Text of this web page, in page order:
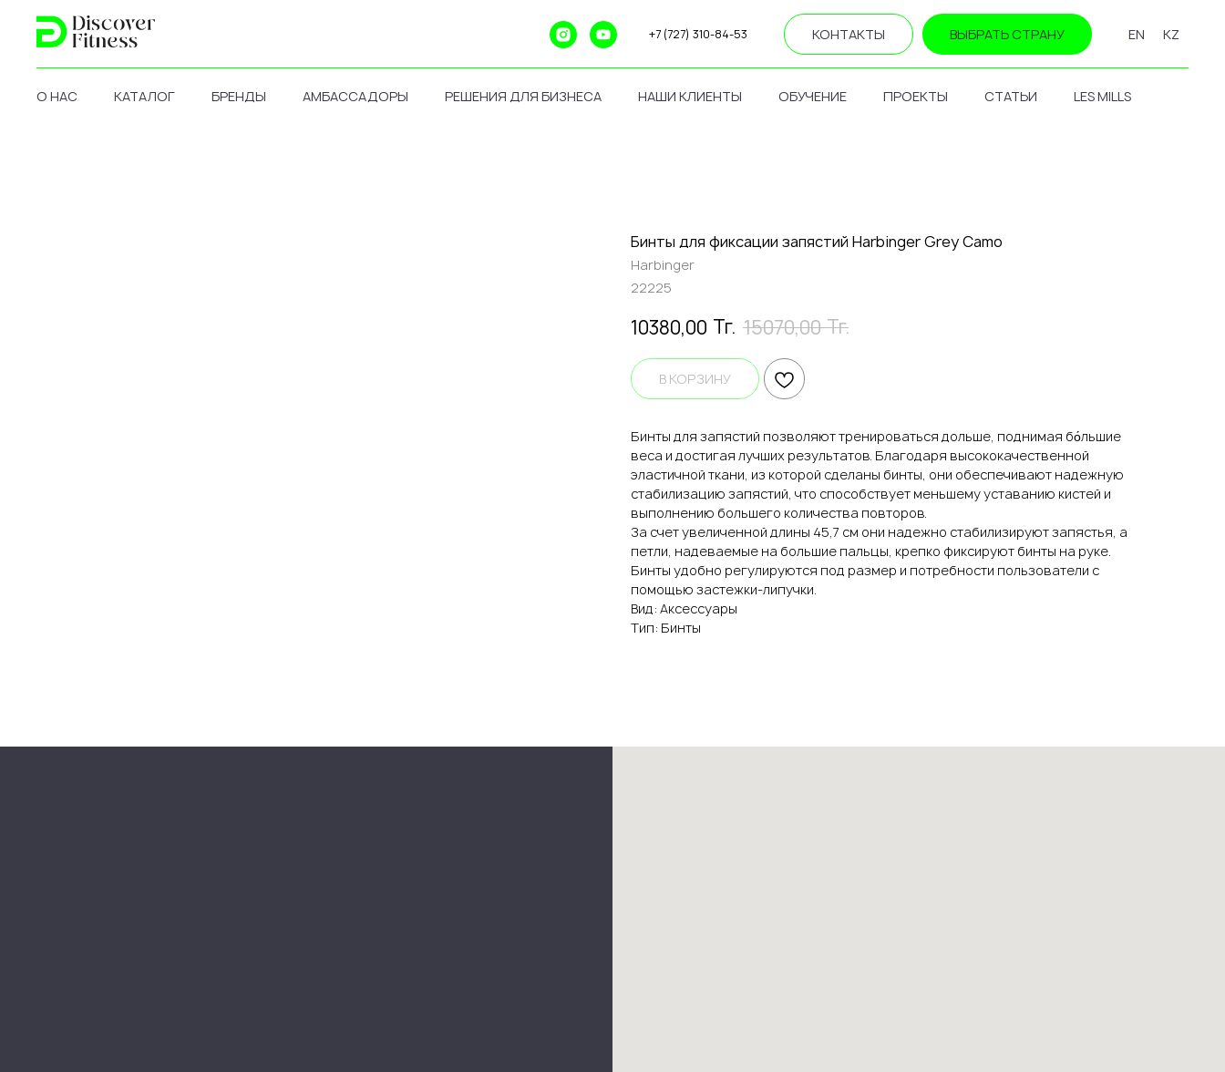
+7 (727) 310-84-53 КОНТАКТЫ ВЫБРАТЬ СТРАНУ EN KZ
О НАС КАТАЛОГ БРЕНДЫ АМБАССАДОРЫ РЕШЕНИЯ ДЛЯ БИЗНЕСА НАШИ КЛИЕНТЫ ОБУЧЕНИЕ ПРОЕКТЫ СТАТЬИ LES MILLS
Бинты для фиксации запястий Harbinger Grey Camo
Harbinger
22225
10380,00 Тг. 15070,00 Тг.
В КОРЗИНУ
Бинты для запястий позволяют тренироваться дольше, поднимая бо́льшие
веса и достигая лучших результатов. Благодаря высококачественной
эластичной ткани, из которой сделаны бинты, они обеспечивают надежную
стабилизацию запястий, что способствует меньшему уставанию кистей и
выполнению большего количества повторов.
За счет увеличенной длины 45,7 см они надежно стабилизируют запястья, а
петли, надеваемые на большие пальцы, крепко фиксируют бинты на руке.
Бинты удобно регулируются под размер и потребности пользователи с
помощью застежки-липучки.
Вид: Аксессуары
Тип: Бинты